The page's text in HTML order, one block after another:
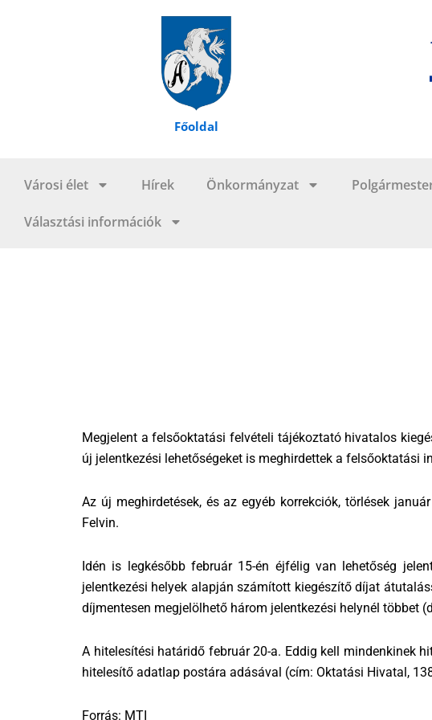
Főoldal
Városi élet Hírek Önkormányzat
Választási információk
Megjelent a felsőoktatási felvételi tájékoztató hivatalos
új jelentkezési lehetőségeket is meghirdettek a felsőoktatási
Az új meghirdetések, és az egyéb korrekciók, törlések
Felvin.
Idén is legkésőbb február 15-én éjfélig van lehetőség
jelentkezési helyek alapján számított kiegészítő díjat
díjmentesen megjelölhető három jelentkezési helynél többet
A hitelesítési határidő február 20-a. Eddig kell mindenkinek
hitelesítő adatlap postára adásával (cím: Oktatási Hivatal,
Forrás: MTI